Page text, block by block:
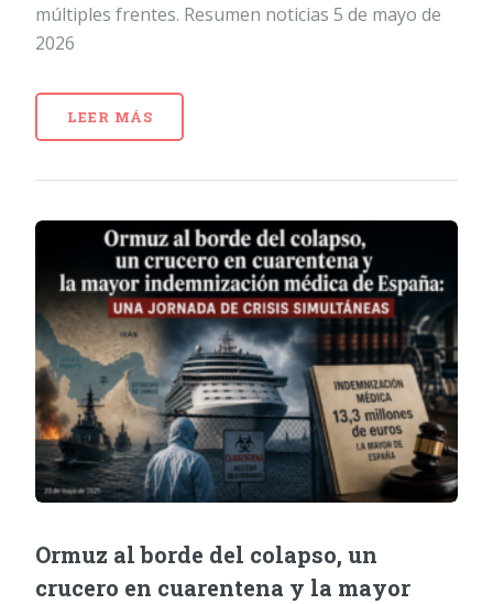
múltiples frentes. Resumen noticias 5 de mayo de
2026
LEER MÁS
Ormuz al borde del colapso, un
crucero en cuarentena y la mayor